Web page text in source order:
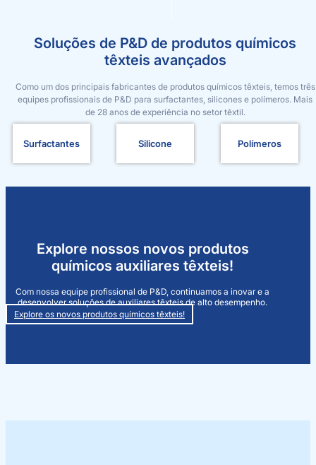
Soluções de P&D de produtos químicos
têxteis avançados
Como um dos principais fabricantes de produtos químicos têxteis, temos três
equipes profissionais de P&D para surfactantes, silicones e polímeros. Mais
de 28 anos de experiência no setor têxtil.
Surfactantes Silicone Polímeros
Explore nossos novos produtos
químicos auxiliares têxteis!
Com nossa equipe profissional de P&D, continuamos a inovar e a
desenvolver soluções de auxiliares têxteis de alto desempenho.
Explore os novos produtos químicos têxteis!